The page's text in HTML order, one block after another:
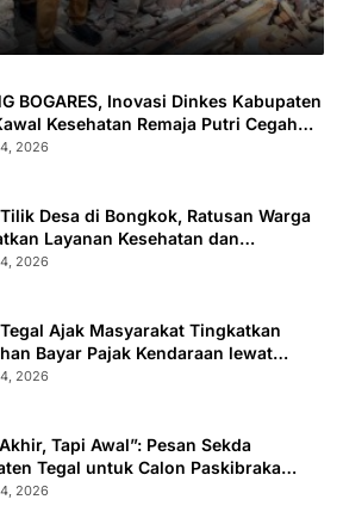
BOGARES, Inovasi Dinkes Kabupaten
Kesehatan Remaja Putri Cegah
2026
Desa di Bongkok, Ratusan Warga
Layanan Kesehatan dan
2026
Ajak Masyarakat Tingkatkan
Bayar Pajak Kendaraan lewat
NGOPENI”
2026
Tapi Awal”: Pesan Sekda
Tegal untuk Calon Paskibraka
2026